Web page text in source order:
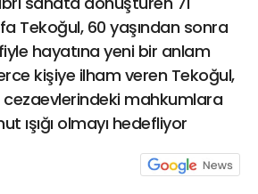
Tekoğul, 60 yaşından sonra
hayatına yeni bir anlam
kişiye ilham veren Tekoğul,
mahkumlara
ışığı olmayı hedefliyor
21 Gölcük
02624132333
haber@golcukpostasi.com